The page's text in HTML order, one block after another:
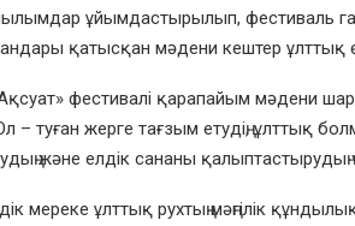
ұйымдастырылып, фестиваль
қатысқан мәдени кештер ұлттық
фестивалі қарапайым мәдени
– туған жерге тағзым етудің, ұлттық
және елдік сананы қалыптастырудың
мереке ұлттық рухтың мәңгілік